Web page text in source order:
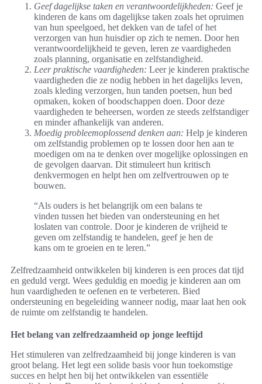
Geef dagelijkse taken en verantwoordelijkheden: Geef je
kinderen de kans om dagelijkse taken zoals het opruimen
van hun speelgoed, het dekken van de tafel of het
verzorgen van hun huisdier op zich te nemen. Door hen
verantwoordelijkheid te geven, leren ze vaardigheden
zoals planning, organisatie en zelfstandigheid.
Leer praktische vaardigheden: Leer je kinderen praktische
vaardigheden die ze nodig hebben in het dagelijks leven,
zoals kleding verzorgen, hun tanden poetsen, hun bed
opmaken, koken of boodschappen doen. Door deze
vaardigheden te beheersen, worden ze steeds zelfstandiger
en minder afhankelijk van anderen.
Moedig probleemoplossend denken aan: Help je kinderen
om zelfstandig problemen op te lossen door hen aan te
moedigen om na te denken over mogelijke oplossingen en
de gevolgen daarvan. Dit stimuleert hun kritisch
denkvermogen en helpt hen om zelfvertrouwen op te
bouwen.
“Als ouders is het belangrijk om een balans te
vinden tussen het bieden van ondersteuning en het
loslaten van controle. Door je kinderen de vrijheid te
geven om zelfstandig te handelen, geef je hen de
kans om te groeien en te leren.”
Zelfredzaamheid ontwikkelen bij kinderen is een proces dat tijd
en geduld vergt. Wees geduldig en moedig je kinderen aan om
hun vaardigheden te oefenen en te verbeteren. Bied
ondersteuning en begeleiding wanneer nodig, maar laat hen ook
de ruimte om zelfstandig te handelen.
Het belang van zelfredzaamheid op jonge leeftijd
Het stimuleren van zelfredzaamheid bij jonge kinderen is van
groot belang. Het legt een solide basis voor hun toekomstige
succes en helpt hen bij het ontwikkelen van essentiële